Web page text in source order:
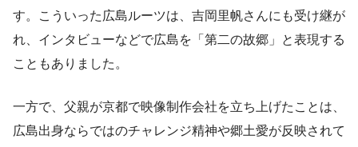
す。こういった広島ルーツは、吉岡里帆さんにも受け継が
れ、インタビューなどで広島を「第二の故郷」と表現する
こともありました。
一方で、父親が京都で映像制作会社を立ち上げたことは、
広島出身ならではのチャレンジ精神や郷土愛が反映されて